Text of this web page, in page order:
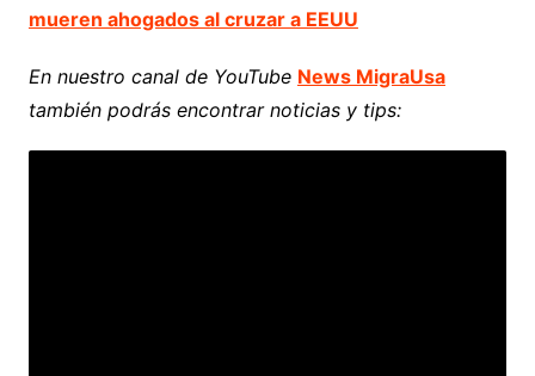
mueren ahogados al cruzar a EEUU
En nuestro canal de YouTube News MigraUsa
también podrás encontrar noticias y tips: